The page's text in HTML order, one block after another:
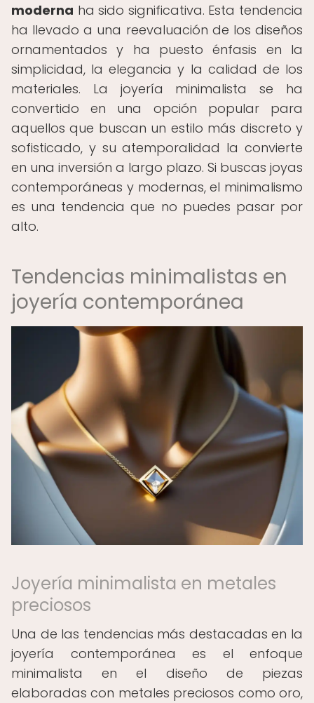
moderna ha sido significativa. Esta tendencia
ha llevado a una reevaluación de los diseños
ornamentados y ha puesto énfasis en la
simplicidad, la elegancia y la calidad de los
materiales. La joyería minimalista se ha
convertido en una opción popular para
aquellos que buscan un estilo más discreto y
sofisticado, y su atemporalidad la convierte
en una inversión a largo plazo. Si buscas joyas
contemporáneas y modernas, el minimalismo
es una tendencia que no puedes pasar por
alto.
Tendencias minimalistas en
joyería contemporánea
Joyería minimalista en metales
preciosos
Una de las tendencias más destacadas en la
joyería contemporánea es el enfoque
minimalista en el diseño de piezas
elaboradas con metales preciosos como oro,